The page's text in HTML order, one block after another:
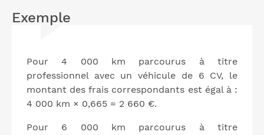
Exemple
Pour 4 000 km parcourus à titre
professionnel avec un véhicule de 6 CV, le
montant des frais correspondants est égal à :
4 000 km × 0,665 = 2 660 €.
Pour 6 000 km parcourus à titre